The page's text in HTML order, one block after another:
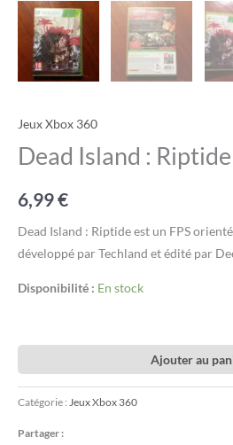
Jeux Xbox 360
Dead Island : Riptide
6,99€
Dead Island : Riptide est un FPS
développé par Techland et édité par
Disponibilité : En stock
Ajouter au
Catégorie : Jeux Xbox 360
Partager :